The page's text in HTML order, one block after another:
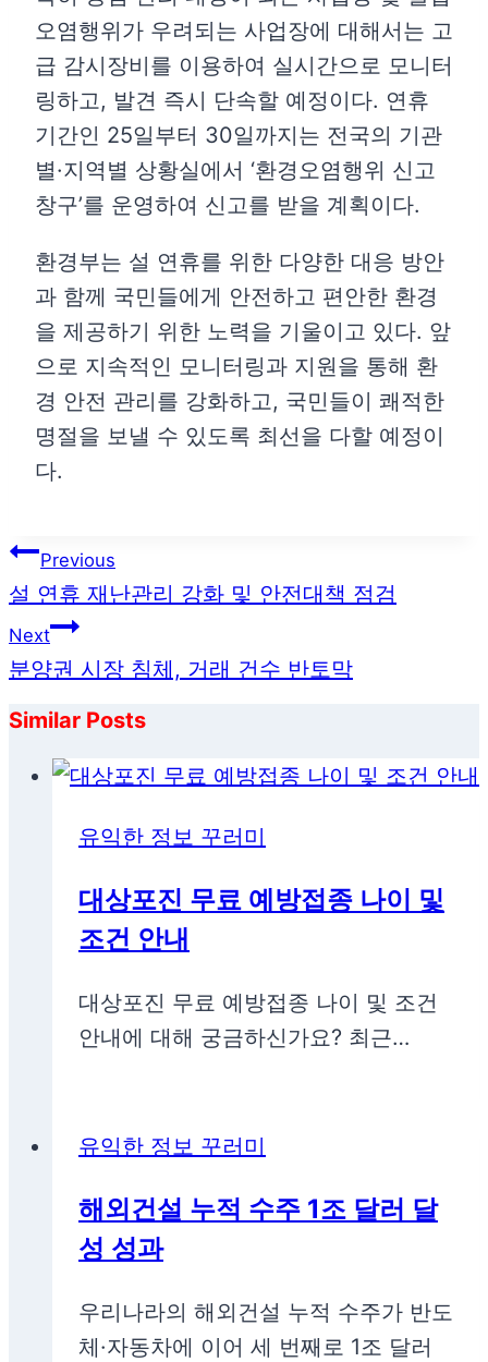
오염행위가 우려되는 사업장에 대해서는 고
급 감시장비를 이용하여 실시간으로 모니터
링하고, 발견 즉시 단속할 예정이다. 연휴
기간인 25일부터 30일까지는 전국의 기관
별·지역별 상황실에서 ‘환경오염행위 신고
창구’를 운영하여 신고를 받을 계획이다.
환경부는 설 연휴를 위한 다양한 대응 방안
과 함께 국민들에게 안전하고 편안한 환경
을 제공하기 위한 노력을 기울이고 있다. 앞
으로 지속적인 모니터링과 지원을 통해 환
경 안전 관리를 강화하고, 국민들이 쾌적한
명절을 보낼 수 있도록 최선을 다할 예정이
다.
글
탐
Previous
설 연휴 재난관리 강화 및 안전대책 점검
Next
분양권 시장 침체, 거래 건수 반토막
Similar Posts
유익한 정보 꾸러미
대상포진 무료 예방접종 나이 및
조건 안내
대상포진 무료 예방접종 나이 및 조건
안내에 대해 궁금하신가요? 최근…
유익한 정보 꾸러미
해외건설 누적 수주 1조 달러 달
성 성과
우리나라의 해외건설 누적 수주가 반도
체·자동차에 이어 세 번째로 1조 달러